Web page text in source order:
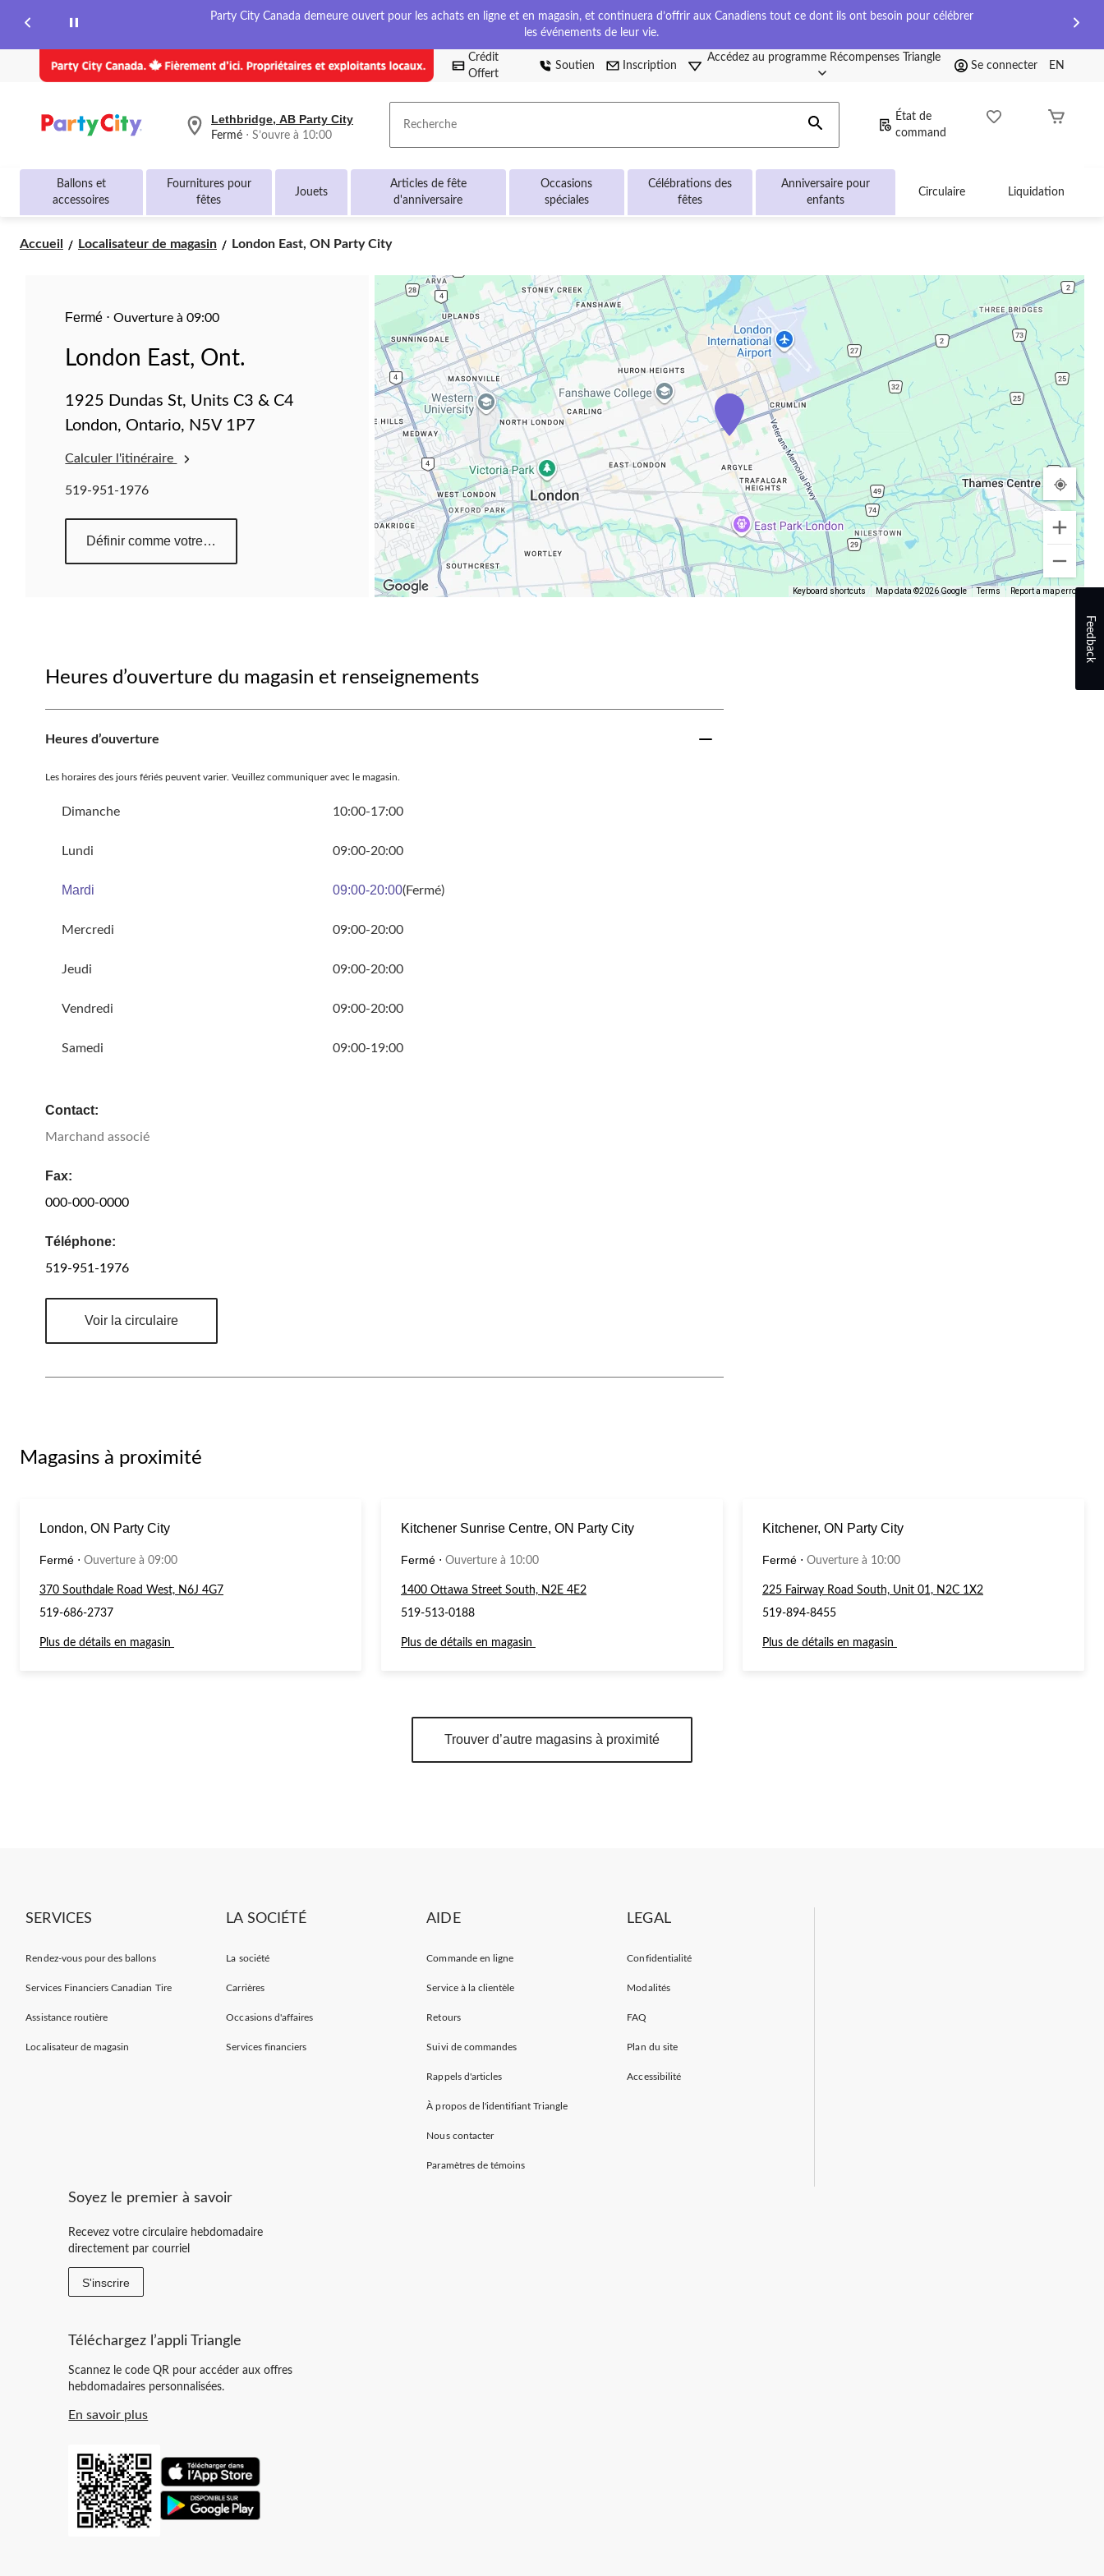
Party City Canada demeure ouvert pour les achats en ligne et en magasin, et continuera d’offrir aux Canadiens tout ce dont ils ont besoin pour célébrer
les événements de leur vie.
Crédit
Offert
Soutien Inscription
Accédez au programme Récompenses Triangle
Se connecter EN
votre
Lethbridge,
AB
Party
courament
10:00
changer
Lethbridge, AB Party City
Fermé ⋅ S’ouvre à 10:00 Recherche
État de
command
Ballons et
accessoires
Fournitures pour
fêtes
Jouets
Articles de fête
d'anniversaire
Occasions
spéciales
Célébrations des
fêtes
Anniversaire pour
enfants
Circulaire Liquidation
Accueil Localisateur de magasin
London
London East, ON Party City
Fermé ⋅Ouverture à 09:00
London East, Ont.
1925 Dundas St, Units C3 & C4
London, Ontario, N5V 1P7
Calculer l'itinéraire
519-951-1976
Définir comme votre magasin préféré
Keyboard shortcuts Map data ©2026 Google Terms Report a map error
Heures d’ouverture du magasin et renseignements
Heures d’ouverture
Les horaires des jours fériés peuvent varier. Veuillez communiquer avec le magasin.
Dimanche 10:00-17:00
Lundi 09:00-20:00
Mardi 09:00-20:00(Fermé)
Mercredi 09:00-20:00
Jeudi 09:00-20:00
Vendredi 09:00-20:00
Samedi 09:00-19:00
Contact:
Marchand associé
Fax:
000-000-0000
Téléphone:
519-951-1976
Voir la circulaire
Magasins à proximité
London, ON Party City
Fermé ⋅ Ouverture à 09:00
370 Southdale Road West, N6J 4G7
519-686-2737
Plus de détails en magasin
Kitchener Sunrise Centre, ON Party City
Fermé ⋅ Ouverture à 10:00
1400 Ottawa Street South, N2E 4E2
519-513-0188
Plus de détails en magasin
Kitchener, ON Party City
Fermé ⋅ Ouverture à 10:00
225 Fairway Road South, Unit 01, N2C 1X2
519-894-8455
Plus de détails en magasin
Trouver d’autre magasins à proximité
SERVICES
Rendez-vous pour des ballons
Services Financiers Canadian Tire
Assistance routière
Localisateur de magasin
LA SOCIÉTÉ
La société
Carrières
Occasions d'affaires
Services financiers
AIDE
Commande en ligne
Service à la clientèle
Retours
Suivi de commandes
Rappels d'articles
À propos de l'identifiant Triangle
Nous contacter
Paramètres de témoins
LEGAL
Confidentialité
Modalités
FAQ
Plan du site
Accessibilité
Soyez le premier à savoir
Recevez votre circulaire hebdomadaire
directement par courriel
S'inscrire
Téléchargez l’appli Triangle
Scannez le code QR pour accéder aux offres
hebdomadaires personnalisées.
En savoir plus
Feedback